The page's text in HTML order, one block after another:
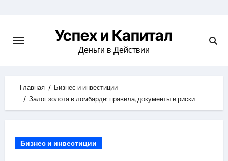
content
Успех и Капитал
Деньги в Действии
Главная
Бизнес и инвестиции
Залог золота в ломбарде: правила, документы и риски
Бизнес и инвестиции